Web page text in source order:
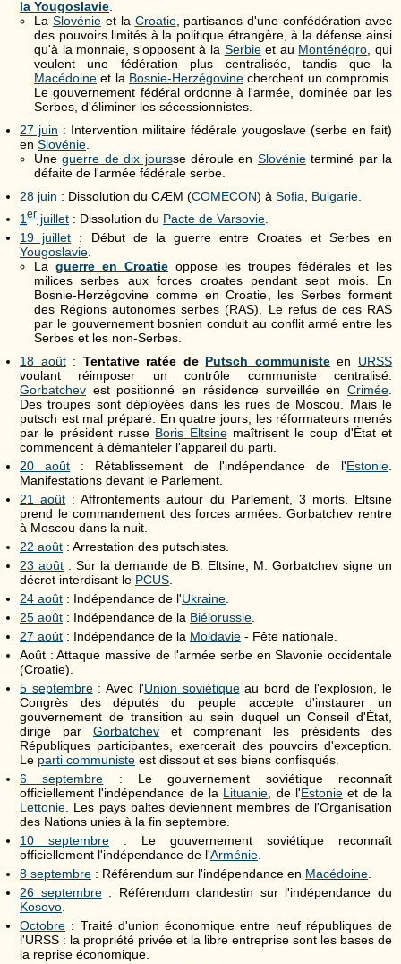
la Yougoslavie
La Slovénieet la Croatie, partisanes d'une confédération avec
des pouvoirs limités à la politique étrangère, à la défense ainsi
qu'à la monnaie, s'opposent à la Serbieet au Monténégro , qui
veulent une fédération plus centralisée, tandis que la
Macédoine et la Bosnie-Herzégovine cherchent un compromis.
Le gouvernement fédéral ordonne à l'armée, dominée par les
Serbes, d'éliminer les sécessionnistes.
27 juin : Intervention militaire fédérale yougoslave (serbe en fait)
en Slovénie
Uneguerre de dix joursse déroule en Slovénieterminé par la
défaite de l'armée fédérale serbe.
28 juin : Dissolution du CÆM (COMECON) à Sofia Bulgarie
1 er juillet : Dissolution du Pacte de Varsovie
19 juillet : Début de la guerre entre Croates et Serbes en
Yougoslavie
La guerre en Croatie oppose les troupes fédérales et les
milices serbes aux forces croates pendant sept mois. En
Bosnie-Herzégovine comme en Croatie, les Serbes forment
des Régions autonomes serbes (RAS). Le refus de ces RAS
par le gouvernement bosnien conduit au conflit armé entre les
Serbes et les non-Serbes.
18 août: Tentative ratée de Putsch communisteen URSS
voulant réimposer un contrôle communiste centralisé.
Gorbatchev est positionné en résidence surveillée en Crimée
Des troupes sont déployées dans les rues de Moscou. Mais le
putsch est mal préparé. En quatre jours, les réformateurs menés
par le président russe Boris Eltsinemaîtrisent le coup d'État et
commencent à démanteler l'appareil du parti.
20 août : Rétablissement de l'indépendance de l'Estonie
Manifestations devant le Parlement.
21 août : Affrontements autour du Parlement, 3 morts. Eltsine
prend le commandement des forces armées. Gorbatchev rentre
à Moscou dans la nuit.
22 août : Arrestation des putschistes.
23 août : Sur la demande de B. Eltsine, M. Gorbatchev signe un
décret interdisant le PCUS
24 août : Indépendance de l'Ukraine
25 août : Indépendance de la Biélorussie
27 août : Indépendance de la Moldavie - Fête nationale.
Août : Attaque massive de l'armée serbe en Slavonie occidentale
(Croatie).
5 septembre: Avec l'Union soviétiqueau bord de l'explosion, le
Congrès des députés du peuple accepte d'instaurer un
gouvernement de transition au sein duquel un Conseil d'État,
dirigé par Gorbatchev et comprenant les présidents des
Républiques participantes, exercerait des pouvoirs d'exception.
Le parti communiste est dissout et ses biens confisqués.
6 septembre : Le gouvernement soviétique reconnaît
officiellement l'indépendance de la Lituanie , de l'Estonie et de la
Lettonie . Les pays baltes deviennent membres de l'Organisation
des Nations unies à la fin septembre.
10 septembre : Le gouvernement soviétique reconnaît
officiellement l'indépendance de l'Arménie
8 septembre : Référendum sur l'indépendance en Macédoine
26 septembre: Référendum clandestin sur l'indépendance du
Kosovo
Octobre : Traité d'union économique entre neuf républiques de
l'URSS : la propriété privée et la libre entreprise sont les bases de
la reprise économique.